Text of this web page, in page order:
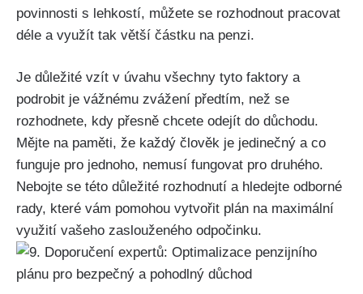
povinnosti s lehkostí, můžete se rozhodnout pracovat
déle a využít tak větší částku na penzi.
Je důležité vzít v úvahu všechny tyto faktory a
podrobit je vážnému zvážení předtím, než se
rozhodnete, kdy přesně chcete odejít do důchodu.
Mějte na paměti, že každý člověk je jedinečný a co
funguje pro jednoho, nemusí fungovat pro druhého.
Nebojte se této důležité rozhodnutí a hledejte odborné
rady, které vám pomohou vytvořit plán na maximální
využití vašeho zaslouženého odpočinku.